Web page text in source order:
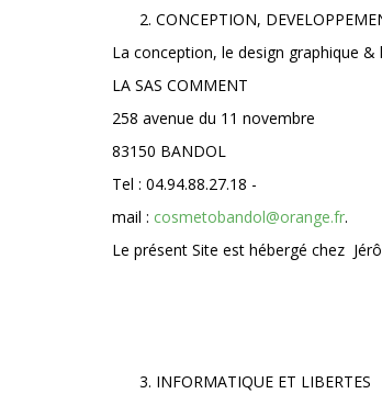
CONCEPTION,
La conception, le design graphique
LA SAS COMMENT
258 avenue du 11 novembre
83150 BANDOL
Tel : 04.94.88.27.18 -
mail : cosmetobandol@orange.fr.
Le présent Site est hébergé chez
INFORMATIQUE ET LIBERTES